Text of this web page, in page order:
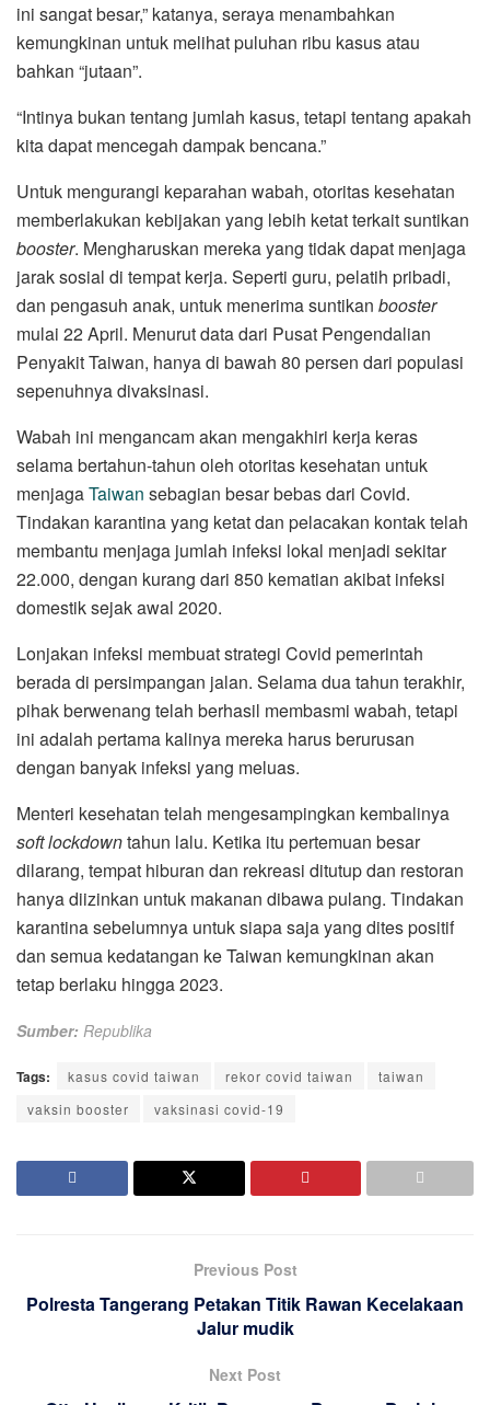
ini sangat besar,” katanya, seraya menambahkan
kemungkinan untuk melihat puluhan ribu kasus atau
bahkan “jutaan”.
“Intinya bukan tentang jumlah kasus, tetapi tentang apakah
kita dapat mencegah dampak bencana.”
Untuk mengurangi keparahan wabah, otoritas kesehatan
memberlakukan kebijakan yang lebih ketat terkait suntikan
booster. Mengharuskan mereka yang tidak dapat menjaga
jarak sosial di tempat kerja. Seperti guru, pelatih pribadi,
dan pengasuh anak, untuk menerima suntikan booster
mulai 22 April. Menurut data dari Pusat Pengendalian
Penyakit Taiwan, hanya di bawah 80 persen dari populasi
sepenuhnya divaksinasi.
Wabah ini mengancam akan mengakhiri kerja keras
selama bertahun-tahun oleh otoritas kesehatan untuk
menjagaTaiwan sebagian besar bebas dari Covid.
Tindakan karantina yang ketat dan pelacakan kontak telah
membantu menjaga jumlah infeksi lokal menjadi sekitar
22.000, dengan kurang dari 850 kematian akibat infeksi
domestik sejak awal 2020.
Lonjakan infeksi membuat strategi Covid pemerintah
berada di persimpangan jalan. Selama dua tahun terakhir,
pihak berwenang telah berhasil membasmi wabah, tetapi
ini adalah pertama kalinya mereka harus berurusan
dengan banyak infeksi yang meluas.
Menteri kesehatan telah mengesampingkan kembalinya
soft lockdowntahun lalu. Ketika itu pertemuan besar
dilarang, tempat hiburan dan rekreasi ditutup dan restoran
hanya diizinkan untuk makanan dibawa pulang. Tindakan
karantina sebelumnya untuk siapa saja yang dites positif
dan semua kedatangan ke Taiwan kemungkinan akan
tetap berlaku hingga 2023.
Sumber: Republika
Tags: kasus covid taiwan rekor covid taiwan
taiwan
vaksin booster
vaksinasi covid-19
Previous Post
Polresta Tangerang Petakan Titik Rawan Kecelakaan
Jalur mudik
Next Post